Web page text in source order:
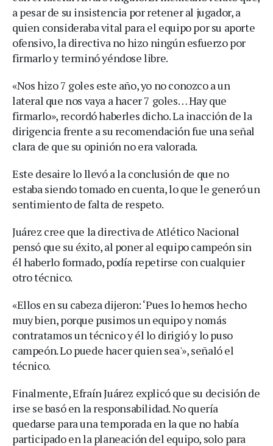
a pesar de su insistencia por retener al jugador, a
quien consideraba vital para el equipo por su aporte
ofensivo, la directiva no hizo ningún esfuerzo por
firmarlo y terminó yéndose libre.
«Nos hizo 7 goles este año, yo no conozco a un
lateral que nos vaya a hacer 7 goles… Hay que
firmarlo», recordó haberles dicho. La inacción de la
dirigencia frente a su recomendación fue una señal
clara de que su opinión no era valorada.
Este desaire lo llevó a la conclusión de que no
estaba siendo tomado en cuenta, lo que le generó un
sentimiento de falta de respeto.
Juárez cree que la directiva de Atlético Nacional
pensó que su éxito, al poner al equipo campeón sin
él haberlo formado, podía repetirse con cualquier
otro técnico.
«Ellos en su cabeza dijeron: ‘Pues lo hemos hecho
muy bien, porque pusimos un equipo y nomás
contratamos un técnico y él lo dirigió y lo puso
campeón. Lo puede hacer quien sea'», señaló el
técnico.
Finalmente, Efraín Juárez explicó que su decisión de
irse se basó en la responsabilidad. No quería
quedarse para una temporada en la que no había
participado en la planeación del equipo, solo para